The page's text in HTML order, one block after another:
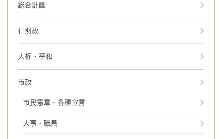
総合計画
行財政
人権・平和
市政
市民憲章・各種宣言
人事・職員